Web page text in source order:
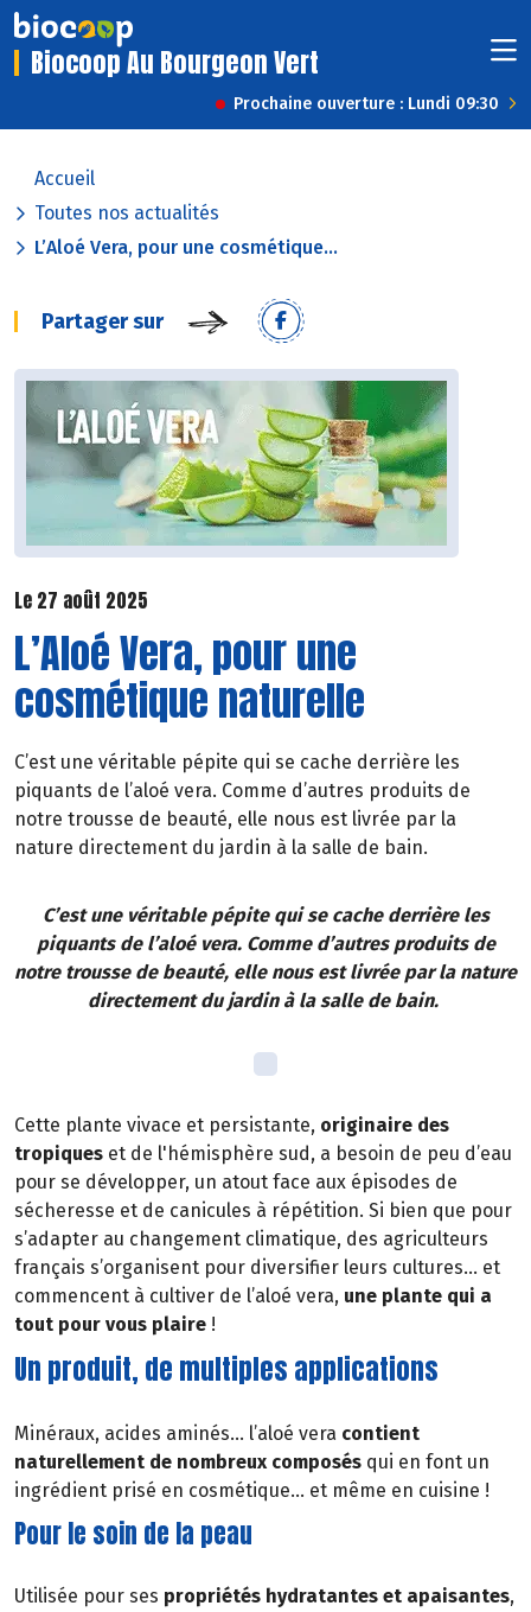
Biocoop Au Bourgeon Vert
Prochaine ouverture : Lundi 09:30
Accueil
Toutes nos actualités
L’Aloé Vera, pour une cosmétique...
Partager sur
Le 27 août 2025
L’Aloé Vera, pour une
cosmétique naturelle
C’est une véritable pépite qui se cache derrière les
piquants de l’aloé vera. Comme d’autres produits de
notre trousse de beauté, elle nous est livrée par la
nature directement du jardin à la salle de bain.
C’est une véritable pépite qui se cache derrière les
piquants de l’aloé vera. Comme d’autres produits de
notre trousse de beauté, elle nous est livrée par la nature
directement du jardin à la salle de bain.
Cette plante vivace et persistante, originaire des
tropiques et de l'hémisphère sud, a besoin de peu d’eau
pour se développer, un atout face aux épisodes de
sécheresse et de canicules à répétition. Si bien que pour
s’adapter au changement climatique, des agriculteurs
français s’organisent pour diversifier leurs cultures… et
commencent à cultiver de l’aloé vera, une plante qui a
tout pour vous plaire !
Un produit, de multiples applications
Minéraux, acides aminés… l’aloé vera contient
naturellement de nombreux composés qui en font un
ingrédient prisé en cosmétique... et même en cuisine !
Pour le soin de la peau
Utilisée pour ses propriétés hydratantes et apaisantes,